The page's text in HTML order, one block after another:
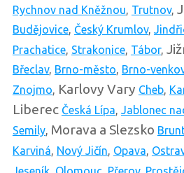
Rychnov nad Kněžnou, Trutnov,
Budějovice, Český Krumlov,
Prachatice, Strakonice, Tábor,
Břeclav, Brno-město, Brno-
Znojmo, Karlovy Vary Cheb,
Liberec Česká Lípa, Jablonec
Semily, Morava a Slezsko
Karviná, Nový Jičín, Opava,